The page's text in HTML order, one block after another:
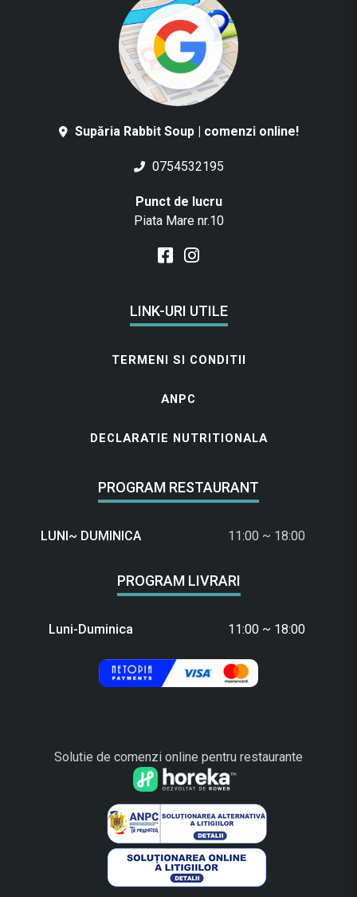
Supăria Rabbit Soup | comenzi online!
0754532195
Punct de lucru
Piata Mare nr.10
LINK-URI UTILE
TERMENI SI CONDITII
ANPC
DECLARATIE NUTRITIONALA
PROGRAM RESTAURANT
LUNI~ DUMINICA 11:00 ~ 18:00
PROGRAM LIVRARI
Luni-Duminica 11:00 ~ 18:00
Solutie de comenzi online pentru restaurante